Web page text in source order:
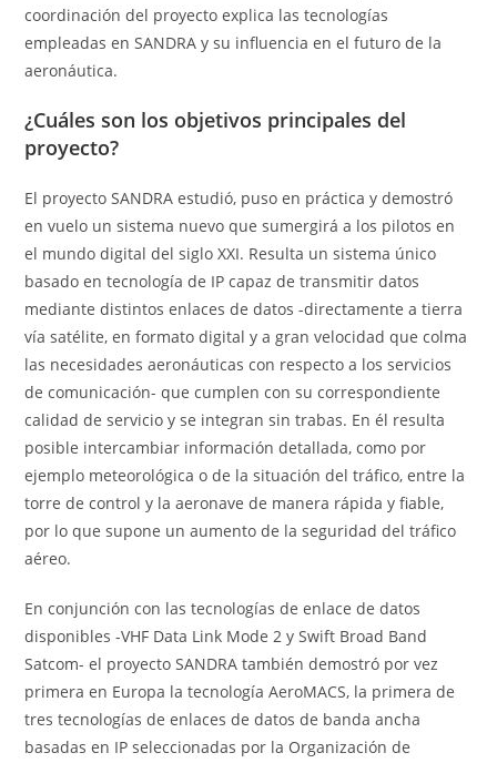
coordinación del proyecto explica las tecnologías
empleadas en SANDRA y su influencia en el futuro de la
aeronáutica.
¿Cuáles son los objetivos principales del
proyecto?
El proyecto SANDRA estudió, puso en práctica y demostró
en vuelo un sistema nuevo que sumergirá a los pilotos en
el mundo digital del siglo XXI. Resulta un sistema único
basado en tecnología de IP capaz de transmitir datos
mediante distintos enlaces de datos -directamente a tierra
vía satélite, en formato digital y a gran velocidad que colma
las necesidades aeronáuticas con respecto a los servicios
de comunicación- que cumplen con su correspondiente
calidad de servicio y se integran sin trabas. En él resulta
posible intercambiar información detallada, como por
ejemplo meteorológica o de la situación del tráfico, entre la
torre de control y la aeronave de manera rápida y fiable,
por lo que supone un aumento de la seguridad del tráfico
aéreo.
En conjunción con las tecnologías de enlace de datos
disponibles -VHF Data Link Mode 2 y Swift Broad Band
Satcom- el proyecto SANDRA también demostró por vez
primera en Europa la tecnología AeroMACS, la primera de
tres tecnologías de enlaces de datos de banda ancha
basadas en IP seleccionadas por la Organización de